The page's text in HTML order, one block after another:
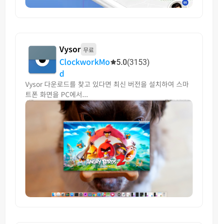
Vysor 무료
ClockworkMo
d
5.0(3153)
Vysor 다운로드를 찾고 있다면 최신 버전을 설치하여 스마
트폰 화면을 PC에서...